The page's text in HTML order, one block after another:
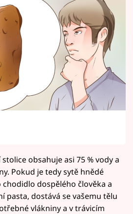
obsahuje asi 75 % vody a
Pokud je tedy sytě hnědé
chodidlo dospělého člověka a
pasta, dostává se vašemu tělu
vlákniny a v trávicím